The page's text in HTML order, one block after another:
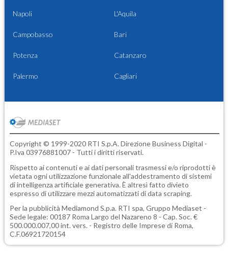
Napoli L'Aquila
Campobasso Bari
Potenza Catanzaro
Palermo Cagliari
Copyright © 1999-2020 RTI S.p.A. Direzione Business Digital -
P.Iva 03976881007 - Tutti i diritti riservati.
Rispetto ai contenuti e ai dati personali trasmessi e/o riprodotti è
vietata ogni utilizzazione funzionale all'addestramento di sistemi
di intelligenza artificiale generativa. È altresì fatto divieto
espresso di utilizzare mezzi automatizzati di data scraping.
Per la pubblicità Mediamond S.p.a. RTI spa, Gruppo Mediaset -
Sede legale: 00187 Roma Largo del Nazareno 8 - Cap. Soc. €
500.000.007,00 int. vers. - Registro delle Imprese di Roma,
C.F.06921720154